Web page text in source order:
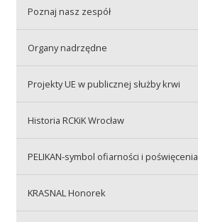
Szkolenia
Poznaj nasz zespół
Organy nadrzędne
Projekty UE w publicznej służby krwi
Historia RCKiK Wrocław
PELIKAN-symbol ofiarności i poświęcenia
KRASNAL Honorek